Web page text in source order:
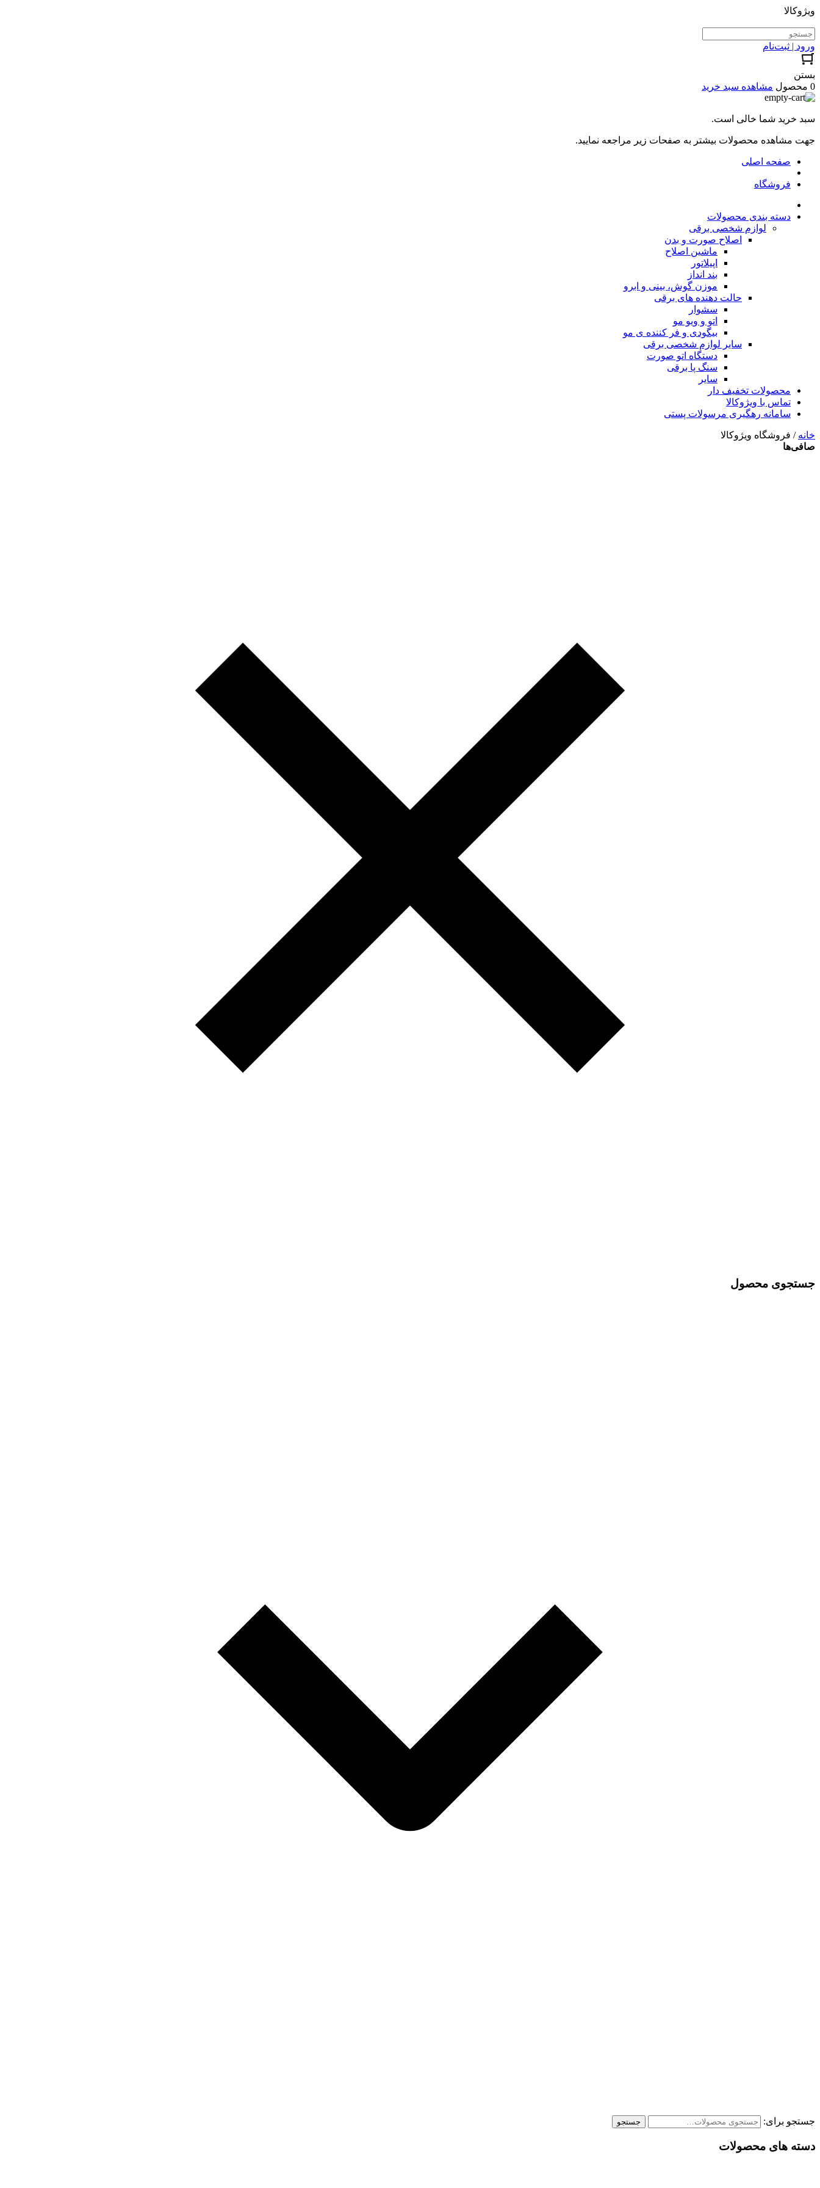
ویژوکالا
ورود | ثبت‌نام
بستن
0 محصول
مشاهده سبد خرید
سبد خرید شما خالی است.
جهت مشاهده محصولات بیشتر به صفحات زیر مراجعه نمایید.
صفحه اصلی
فروشگاه
دسته بندی محصولات
لوازم شخصی برقی
اصلاح صورت و بدن
ماشین اصلاح
اپیلاتور
بند انداز
موزن گوش، بینی و ابرو
حالت دهنده های برقی
سشوار
اتو و ویو مو
بیگودی و فر کننده ی مو
سایر لوازم شخصی برقی
دستگاه اتو صورت
سنگ پا برقی
سایر
محصولات تخفیف دار
تماس با ویژوکالا
سامانه رهگیری مرسولات پستی
خانه / فروشگاه ویژوکالا
صافی‌ها
جستجوی محصول
جستجو برای: جستجو
دسته های محصولات